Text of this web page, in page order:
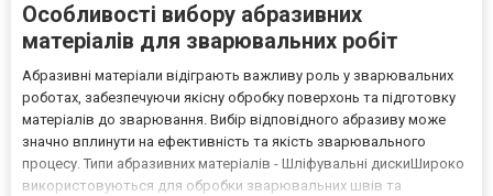
Особливості вибору абразивних
матеріалів для зварювальних робіт
Абразивні матеріали відіграють важливу роль у зварювальних
роботах, забезпечуючи якісну обробку поверхонь та підготовку
матеріалів до зварювання. Вибір відповідного абразиву може
значно вплинути на ефективність та якість зварювального
процесу. Типи абразивних матеріалів - Шліфувальні дискиШироко
використовуються для обробки зварювальних швів та